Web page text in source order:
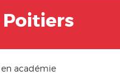
académie